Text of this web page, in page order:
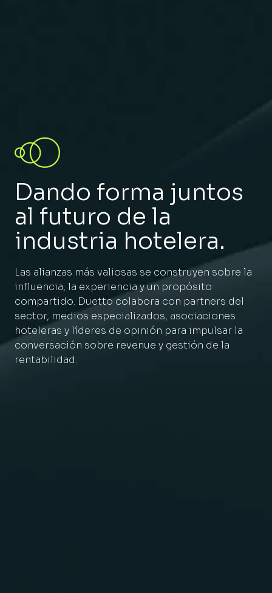
Dando forma juntos
al futuro de la
industria hotelera.
Las alianzas más valiosas se construyen sobre la
influencia, la experiencia y un propósito
compartido. Duetto colabora con partners del
sector, medios especializados, asociaciones
hoteleras y líderes de opinión para impulsar la
conversación sobre revenue y gestión de la
rentabilidad.